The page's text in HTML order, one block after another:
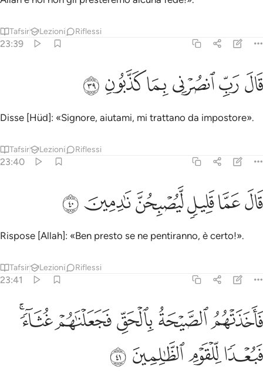
Tafsir Lezioni Riflessi
23:39
قال رب انصرني بما كذبون ٣٩
قَالَ رَبِّ ٱنصُرْنِى بِمَا كَذَّبُونِ ٣٩
ﳃﳄﳅﳆﳇﳈ
Disse [Hüd]: «Signore, aiutami, mi trattano da impostore».
Tafsir Lezioni Riflessi
23:40
قال عما قليل ليصبحن نادمين ٤٠
قَالَ عَمَّا قَلِيلٍۢ لَّيُصْبِحُنَّ نَـٰدِمِينَ ٤٠
ﳉﳊﳋﳌﳍﳎ
Rispose [Allah]: «Ben presto se ne pentiranno, è certo!».
Tafsir Lezioni Riflessi
23:41
فاخذتهم الصيحة بالحق فجعلناهم غثاء فبعدا للقوم الظالمين ٤١
فَأَخَذَتْهُمُ ٱلصَّيْحَةُ بِٱلْحَقِّ فَجَعَلْنَـٰهُمْ غُثَآءًۭ ۚ فَبُعْدًۭا
ﳏﳐﳑﳒﳓﳔ
ﳕﳖﳗ ﳘ